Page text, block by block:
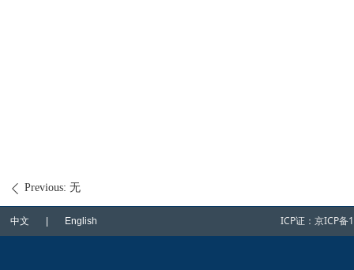
ꄴ Previous: 无
中文 | English ICP证： 京ICP备